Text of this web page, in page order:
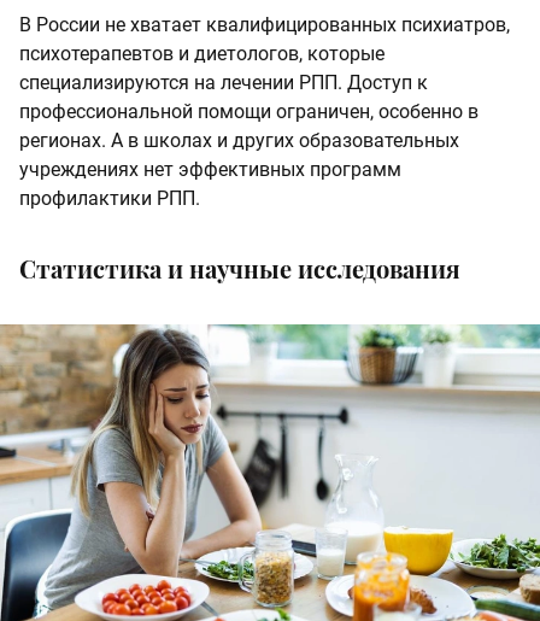
В России не хватает квалифицированных психиатров,
психотерапевтов и диетологов, которые
специализируются на лечении РПП. Доступ к
профессиональной помощи ограничен, особенно в
регионах. А в школах и других образовательных
учреждениях нет эффективных программ
профилактики РПП.
Статистика и научные исследования